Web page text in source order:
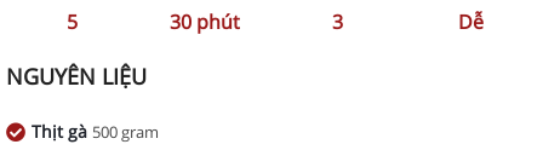
5 30 phút 3 Dễ
NGUYÊN LIỆU
Thịt gà 500 gram